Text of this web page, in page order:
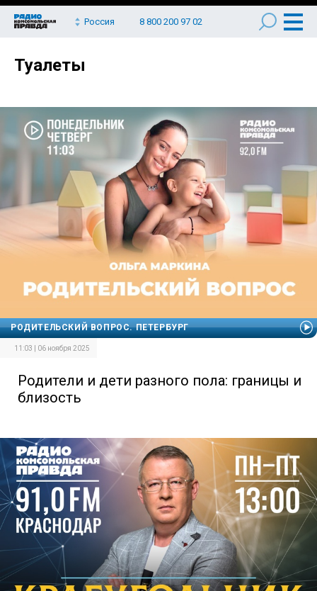
Россия 8 800 200 97 02
Туалеты
РОДИТЕЛЬСКИЙ ВОПРОС. ПЕТЕРБУРГ
11:03 | 06 ноября 2025
Родители и дети разного пола: границы и
близость